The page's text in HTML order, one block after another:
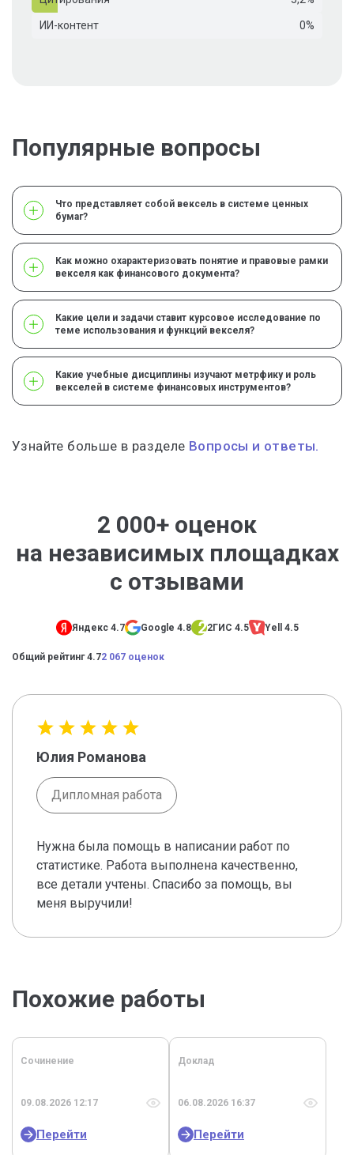
ИИ-контент 0%
Популярные вопросы
Что представляет собой вексель в системе ценных
бумаг?
Как можно охарактеризовать понятие и правовые рамки
векселя как финансового документа?
Какие цели и задачи ставит курсовое исследование по
теме использования и функций векселя?
Какие учебные дисциплины изучают метрфику и роль
векселей в системе финансовых инструментов?
Узнайте больше в разделе Вопросы и ответы.
2 000+ оценок
на независимых площадках
с отзывами
Яндекс 4.7 Google 4.8 2ГИС 4.5 Yell 4.5
Общий рейтинг 4.72 067 оценок
Юлия Романова
Дипломная работа
Нужна была помощь в написании работ по
статистике. Работа выполнена качественно,
все детали учтены. Спасибо за помощь, вы
меня выручили!
Похожие работы
Сочинение
09.08.2026 12:17
Перейти
Доклад
06.08.2026 16:37
Перейти